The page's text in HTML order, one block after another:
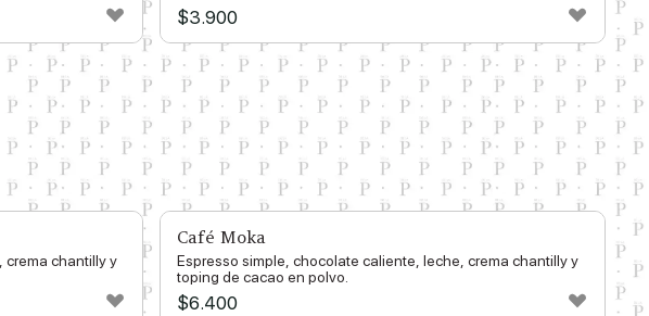
$3.900
crema chantilly y
Café Moka
Espresso simple, chocolate caliente, leche, crema chantilly y
toping de cacao en polvo.
$6.400